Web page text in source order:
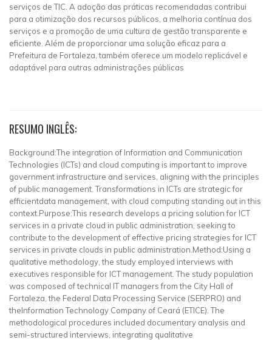
serviços de TIC. A adoção das práticas recomendadas contribui
para a otimização dos recursos públicos, a melhoria contínua dos
serviços e a promoção de uma cultura de gestão transparente e
eficiente. Além de proporcionar uma solução eficaz para a
Prefeitura de Fortaleza, também oferece um modelo replicável e
adaptável para outras administrações públicas
RESUMO INGLÊS:
Background:The integration of Information and Communication
Technologies (ICTs) and cloud computing is important to improve
government infrastructure and services, aligning with the principles
of public management. Transformations in ICTs are strategic for
efficientdata management, with cloud computing standing out in this
context.Purpose:This research develops a pricing solution for ICT
services in a private cloud in public administration, seeking to
contribute to the development of effective pricing strategies for ICT
services in private clouds in public administration.Method:Using a
qualitative methodology, the study employed interviews with
executives responsible for ICT management. The study population
was composed of technical IT managers from the City Hall of
Fortaleza, the Federal Data Processing Service (SERPRO) and
theInformation Technology Company of Ceará (ETICE). The
methodological procedures included documentary analysis and
semi-structured interviews, integrating qualitative